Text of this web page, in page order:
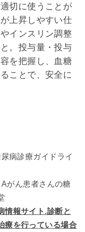
切に使うことが
上昇しやすい仕
インスリン調整
。投与量・投与
を把握し、血糖
ことで、安全に
病診療ガイドライ
がん患者さんの糖
情報サイト.診断と
療を行っている場合